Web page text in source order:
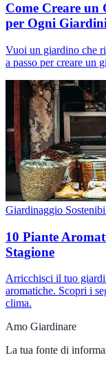
Come Creare
per Ogni
Vuoi un giardino che
a passo per creare un
Giardinaggio
10 Piante
Stagione
Arricchisci il tuo
aromatiche. Scopri i
clima.
Amo Giardinare
La tua fonte di